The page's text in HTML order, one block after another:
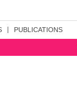
PUBLICATIONS